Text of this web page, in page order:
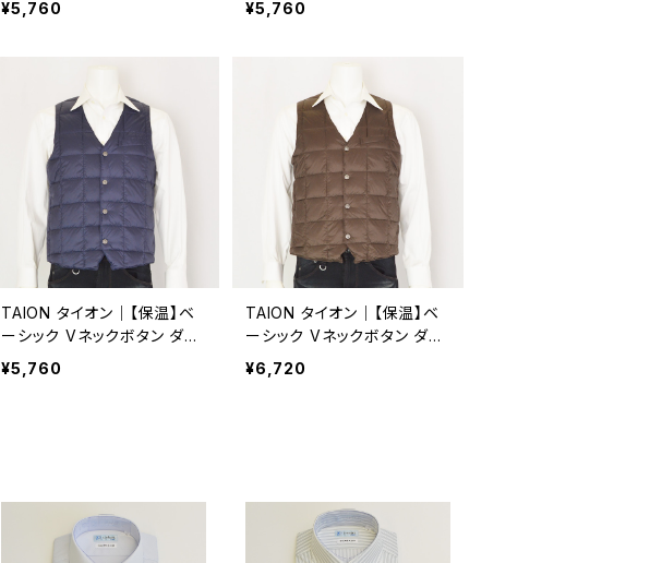
洗濯可能 メンズ taion-004
¥5,760
ズ taion-003 C.グレー
¥5,760
TAION タイオン｜【保温】ベ
ーシック Vネックボタン ダウ
ンジレ｜軽量 洗濯可能 メン
ズ taion-003 ネイビー
¥5,760
TAION タイオン｜【保温】ベ
ーシック Vネックボタン ダウ
ンジレ｜軽量 洗濯可能 メン
ズ taion-003 D.ブラウン
¥6,720